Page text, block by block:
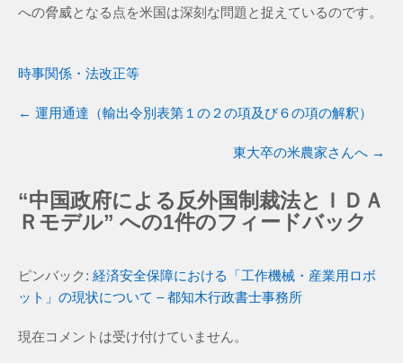
への脅威となる点を米国は深刻な問題と捉えているのです。
時事関係・法改正等
← 運用通達（輸出令別表第１の２の項及び６の項の解釈）
東大卒の米農家さんへ →
“中国政府による反外国制裁法とＩＤＡ
Ｒモデル” への1件のフィードバック
ピンバック: 経済安全保障における「工作機械・産業用ロボ
ット」の現状について – 都知木行政書士事務所
現在コメントは受け付けていません。